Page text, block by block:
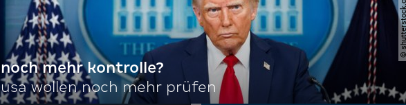
noch mehr kontrolle?
usa wollen noch mehr prüfen